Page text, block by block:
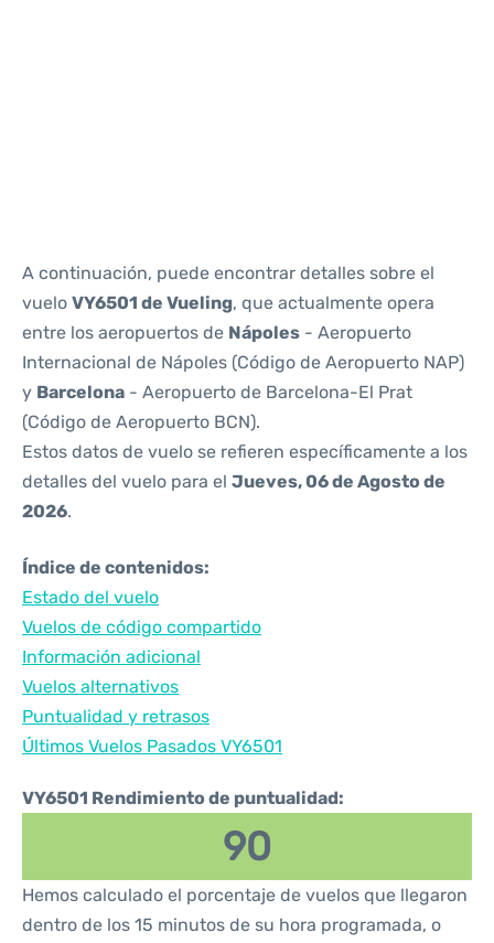
A continuación, puede encontrar detalles sobre el
vuelo VY6501 de Vueling, que actualmente opera
entre los aeropuertos de Nápoles - Aeropuerto
Internacional de Nápoles (Código de Aeropuerto NAP)
y Barcelona - Aeropuerto de Barcelona-El Prat
(Código de Aeropuerto BCN).
Estos datos de vuelo se refieren específicamente a los
detalles del vuelo para el Jueves, 06 de Agosto de
2026.
Índice de contenidos:
Estado del vuelo
Vuelos de código compartido
Información adicional
Vuelos alternativos
Puntualidad y retrasos
Últimos Vuelos Pasados VY6501
VY6501 Rendimiento de puntualidad:
90
Hemos calculado el porcentaje de vuelos que llegaron
dentro de los 15 minutos de su hora programada, o